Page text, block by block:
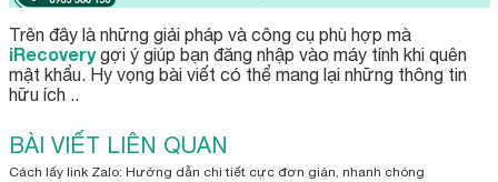
Trên đây là những giải pháp và công cụ phù hợp mà
iRecoverygợi ý giúp bạn đăng nhập vào máy tính khi quên
mật khẩu. Hy vọng bài viết có thể mang lại những thông tin
hữu ích ..
BÀI VIẾT LIÊN QUAN
Cách lấy link Zalo: Hướng dẫn chi tiết cực đơn giản, nhanh chóng